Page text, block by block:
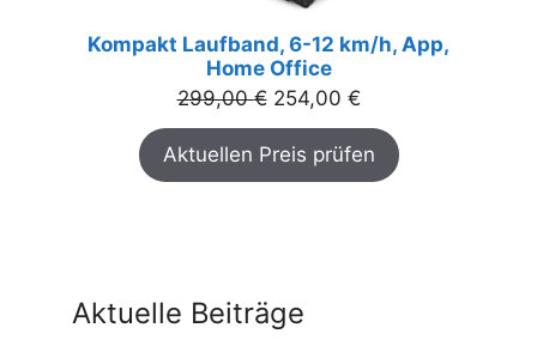
Kompakt Laufband, 6-12 km/h, App,
Home Office
299,00€ Ursprünglicher
Preis
war:
299,00 €
254,00 €Aktueller
Preis
ist:
254,00 €.
Aktuellen Preis prüfen
Aktuelle Beiträge